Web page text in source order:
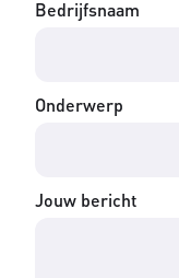
Bedrijfsnaam
Onderwerp
Jouw bericht